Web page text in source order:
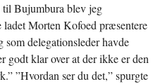
til Bujumbura blev jeg
ladet Morten Kofoed præsentere
som delegationsleder havde
godt klar over at der ikke er den
”Hvordan ser du det,” spurgte